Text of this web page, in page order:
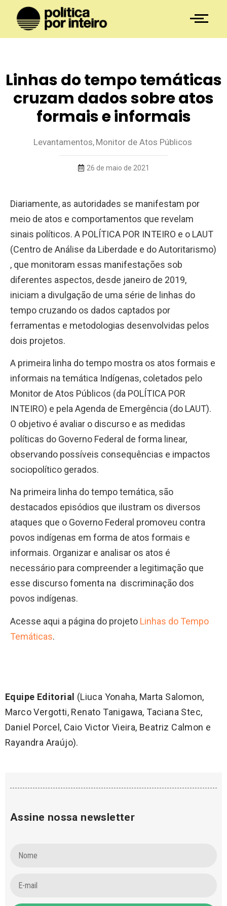
Linhas do tempo temáticas
cruzam dados sobre atos
formais e informais
Levantamentos, Monitor de Atos Públicos
26 de maio de 2021
Diariamente, as autoridades se manifestam por
meio de atos e comportamentos que revelam
sinais políticos. A POLÍTICA POR INTEIRO e o LAUT
(Centro de Análise da Liberdade e do Autoritarismo)
, que monitoram essas manifestações sob
diferentes aspectos, desde janeiro de 2019,
iniciam a divulgação de uma série de linhas do
tempo cruzando os dados captados por
ferramentas e metodologias desenvolvidas pelos
dois projetos.
A primeira linha do tempo mostra os atos formais e
informais na temática Indígenas, coletados pelo
Monitor de Atos Públicos (da POLÍTICA POR
INTEIRO) e pela Agenda de Emergência (do LAUT).
O objetivo é avaliar o discurso e as medidas
políticas do Governo Federal de forma linear,
observando possíveis consequências e impactos
sociopolítico gerados.
Na primeira linha do tempo temática, são
destacados episódios que ilustram os diversos
ataques que o Governo Federal promoveu contra
povos indígenas em forma de atos formais e
informais. Organizar e analisar os atos é
necessário para compreender a legitimação que
esse discurso fomenta na discriminação dos
povos indígenas.
Acesse aqui a página do projeto Linhas do Tempo
Temáticas.
Equipe Editorial (Liuca Yonaha, Marta Salomon,
Marco Vergotti, Renato Tanigawa, Taciana Stec,
Daniel Porcel, Caio Victor Vieira, Beatriz Calmon e
Rayandra Araújo).
Assine nossa newsletter